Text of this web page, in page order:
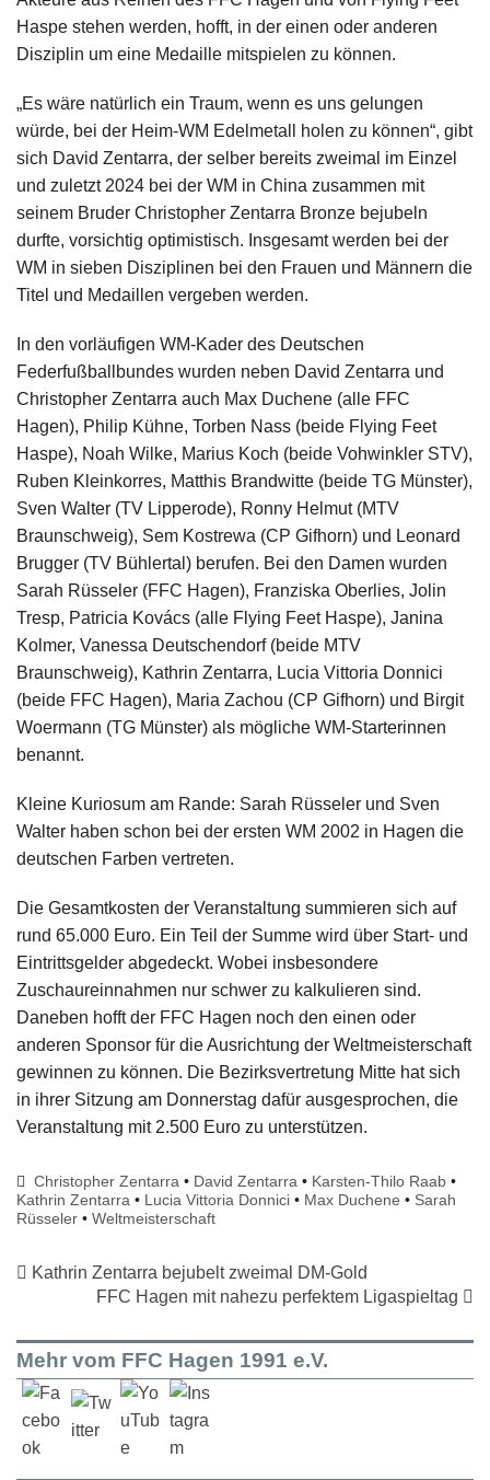
Haspe stehen werden, hofft, in der einen oder anderen
Disziplin um eine Medaille mitspielen zu können.
„Es wäre natürlich ein Traum, wenn es uns gelungen
würde, bei der Heim-WM Edelmetall holen zu können“, gibt
sich David Zentarra, der selber bereits zweimal im Einzel
und zuletzt 2024 bei der WM in China zusammen mit
seinem Bruder Christopher Zentarra Bronze bejubeln
durfte, vorsichtig optimistisch. Insgesamt werden bei der
WM in sieben Disziplinen bei den Frauen und Männern die
Titel und Medaillen vergeben werden.
In den vorläufigen WM-Kader des Deutschen
Federfußballbundes wurden neben David Zentarra und
Christopher Zentarra auch Max Duchene (alle FFC
Hagen), Philip Kühne, Torben Nass (beide Flying Feet
Haspe), Noah Wilke, Marius Koch (beide Vohwinkler STV),
Ruben Kleinkorres, Matthis Brandwitte (beide TG Münster),
Sven Walter (TV Lipperode), Ronny Helmut (MTV
Braunschweig), Sem Kostrewa (CP Gifhorn) und Leonard
Brugger (TV Bühlertal) berufen. Bei den Damen wurden
Sarah Rüsseler (FFC Hagen), Franziska Oberlies, Jolin
Tresp, Patricia Kovács (alle Flying Feet Haspe), Janina
Kolmer, Vanessa Deutschendorf (beide MTV
Braunschweig), Kathrin Zentarra, Lucia Vittoria Donnici
(beide FFC Hagen), Maria Zachou (CP Gifhorn) und Birgit
Woermann (TG Münster) als mögliche WM-Starterinnen
benannt.
Kleine Kuriosum am Rande: Sarah Rüsseler und Sven
Walter haben schon bei der ersten WM 2002 in Hagen die
deutschen Farben vertreten.
Die Gesamtkosten der Veranstaltung summieren sich auf
rund 65.000 Euro. Ein Teil der Summe wird über Start- und
Eintrittsgelder abgedeckt. Wobei insbesondere
Zuschaureinnahmen nur schwer zu kalkulieren sind.
Daneben hofft der FFC Hagen noch den einen oder
anderen Sponsor für die Ausrichtung der Weltmeisterschaft
gewinnen zu können. Die Bezirksvertretung Mitte hat sich
in ihrer Sitzung am Donnerstag dafür ausgesprochen, die
Veranstaltung mit 2.500 Euro zu unterstützen.
Christopher Zentarra • David Zentarra • Karsten-Thilo Raab •
Kathrin Zentarra • Lucia Vittoria Donnici • Max Duchene • Sarah
Rüsseler • Weltmeisterschaft
Kathrin Zentarra bejubelt zweimal DM-Gold
FFC Hagen mit nahezu perfektem Ligaspieltag
Mehr vom FFC Hagen 1991 e.V.